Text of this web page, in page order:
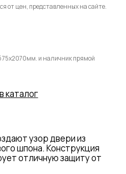
от цен, представленных на сайте.
75х2070мм. и наличник прямой
каталог
узор двери из
шпона. Конструкция
отличную защиту от